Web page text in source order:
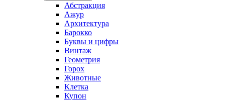
Абстракция
Ажур
Архитектура
Барокко
Буквы и цифры
Винтаж
Геометрия
Горох
Животные
Клетка
Купон